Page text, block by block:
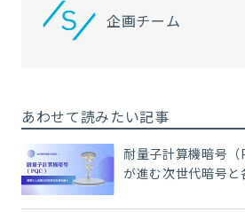
企画チーム
あわせて読みたい記事
耐量子計算機暗号
が進む次世代暗号